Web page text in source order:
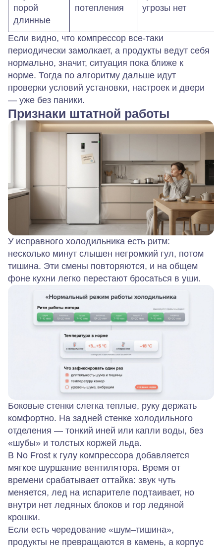
порой
длинные
потепления
угрозы нет
Если видно, что компрессор все‑таки
периодически замолкает, а продукты ведут себя
нормально, значит, ситуация пока ближе к
норме. Тогда по алгоритму дальше идут
проверки условий установки, настроек и двери
— уже без паники.
Признаки штатной работы
У исправного холодильника есть ритм:
несколько минут слышен негромкий гул, потом
тишина. Эти смены повторяются, и на общем
фоне кухни легко перестают бросаться в уши.
Боковые стенки слегка теплые, руку держать
комфортно. На задней стенке холодильного
отделения — тонкий иней или капли воды, без
«шубы» и толстых коржей льда.
В No Frost к гулу компрессора добавляется
мягкое шуршание вентилятора. Время от
времени срабатывает оттайка: звук чуть
меняется, лед на испарителе подтаивает, но
внутри нет ледяных блоков и гор ледяной
крошки.
Если есть чередование «шум–тишина»,
продукты не превращаются в камень, а корпус